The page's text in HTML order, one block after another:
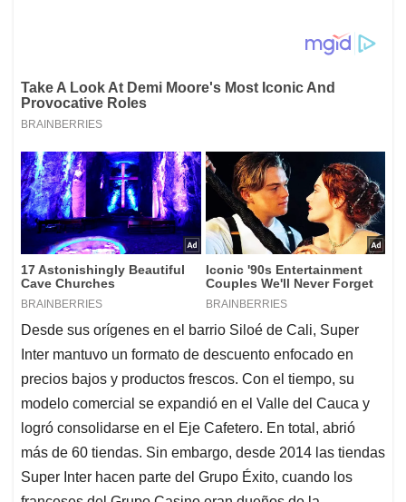
Desde sus orígenes en el barrio Siloé de Cali, Super
Inter mantuvo un formato de descuento enfocado en
precios bajos y productos frescos. Con el tiempo, su
modelo comercial se expandió en el Valle del Cauca y
logró consolidarse en el Eje Cafetero. En total, abrió
más de 60 tiendas. Sin embargo, desde 2014 las tiendas
Super Inter hacen parte del Grupo Éxito, cuando los